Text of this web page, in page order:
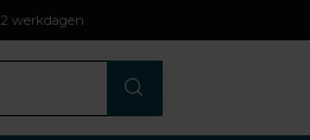
2 werkdagen